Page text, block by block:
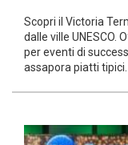
Scopri il Victoria
dalle ville UNESCO.
per eventi di
assapora piatti tipici.